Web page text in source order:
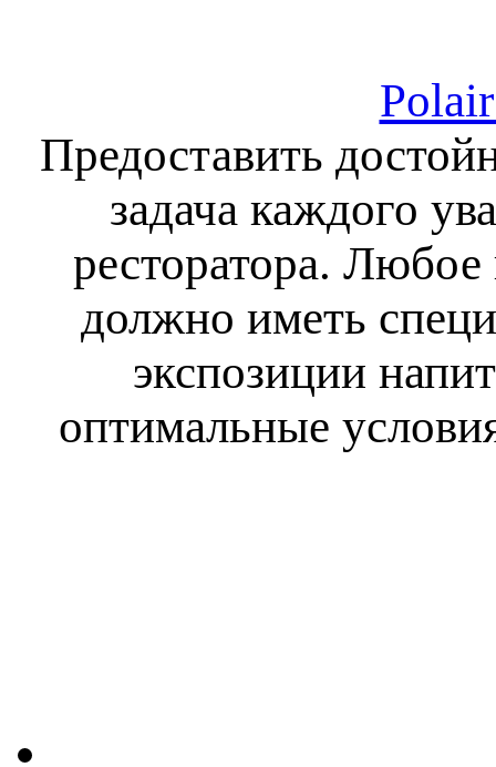
Предоставить
задача каждого
ресторатора.
должно иметь
экспозиции
оптимальные